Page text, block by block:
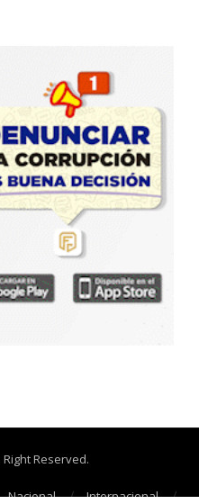
Reserved.
Nacional Internacional